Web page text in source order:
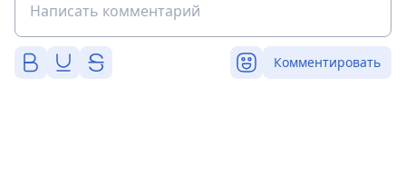
Комментировать